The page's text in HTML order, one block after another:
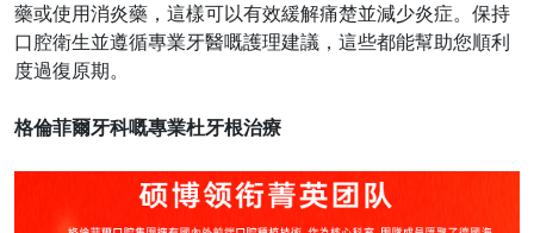
藥或使用消炎藥，這樣可以有效緩解痛楚並減少炎症。保持
口腔衛生並遵循專業牙醫嘅護理建議，這些都能幫助您順利
度過復原期。
格倫菲爾牙科嘅專業杜牙根治療